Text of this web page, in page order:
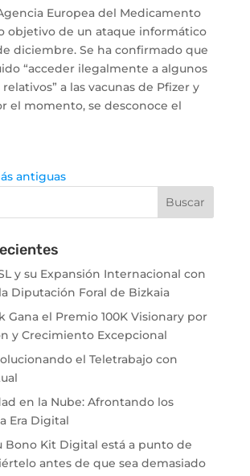
Europea del Medicamento
objetivo de un ataque informático
diciembre. Se ha confirmado que
“acceder ilegalmente a algunos
a las vacunas de Pfizer y
el momento, se desconoce el
antiguas
y su Expansión Internacional con
Diputación Foral de Bizkaia
Gana el Premio 100K Visionary por
y Crecimiento Excepcional
el Teletrabajo con
en la Nube: Afrontando los
Era Digital
Bono Kit Digital está a punto de
antes de que sea demasiado